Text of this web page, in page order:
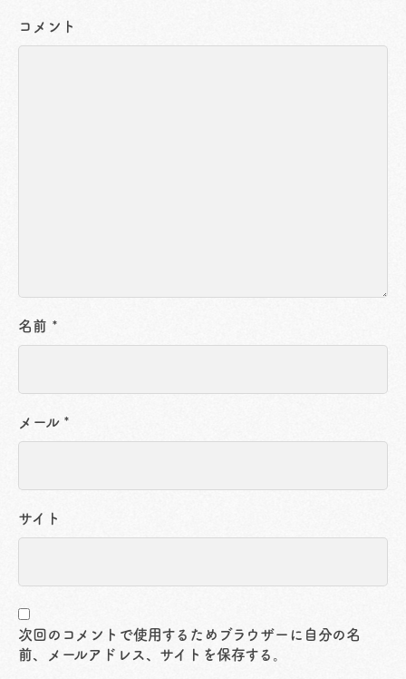
コメント
名前 *
メール *
サイト
次回のコメントで使用するためブラウザーに自分の名
前、メールアドレス、サイトを保存する。